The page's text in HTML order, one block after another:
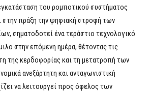
του ρομποτικού συστήματος
πράξη την ψηφιακή στροφή των
σηματοδοτεί ένα τεράστιο τεχνολογικό
στην επόμενη ημέρα, θέτοντας τις
της κερδοφορίας και τη μετατροπή των
ανεξάρτητη και ανταγωνιστική
να λειτουργεί προς όφελος των